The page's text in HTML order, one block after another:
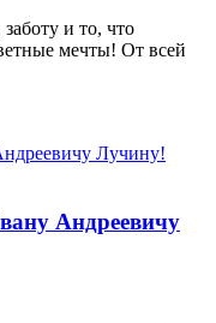
и то, что
мечты! От всей
Андреевичу